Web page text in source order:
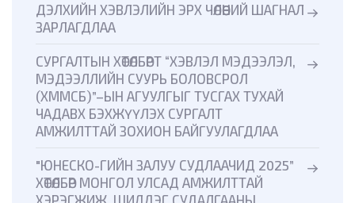
ДЭЛХИЙН ХЭВЛЭЛИЙН ЭРХ ЧӨЛӨӨНИЙ ШАГНАЛ
ЗАРЛАГДЛАА
СУРГАЛТЫН ХӨТӨЛБӨРТ “ХЭВЛЭЛ МЭДЭЭЛЭЛ,
МЭДЭЭЛЛИЙН СУУРЬ БОЛОВСРОЛ
(ХММСБ)”–ЫН АГУУЛГЫГ ТУСГАХ ТУХАЙ
ЧАДАВХ БЭХЖҮҮЛЭХ СУРГАЛТ
АМЖИЛТТАЙ ЗОХИОН БАЙГУУЛАГДЛАА
"ЮНЕСКО-ГИЙН ЗАЛУУ СУДЛААЧИД 2025”
ХӨТӨЛБӨР МОНГОЛ УЛСАД АМЖИЛТТАЙ
ХЭРЭГЖИЖ, ШИЛДЭГ СУДАЛГААНЫ